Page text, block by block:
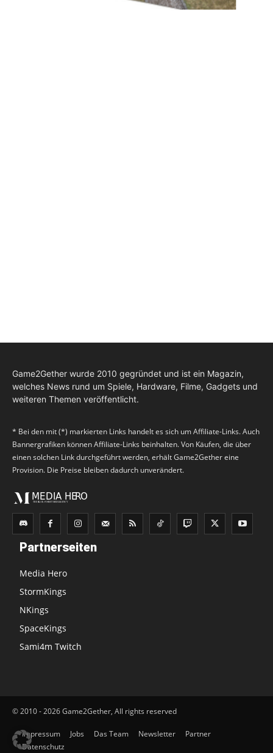
Game2Gether wurde 2010 gegründet und ist ein Magazin,
welches News rund um Spiele, Hardware, Filme, Gadgets und
weiteren Themen veröffentlicht.
* Bei den mit (*) markierten Links handelt es sich um Affiliate-Links. Auch
Bannergrafiken können Affiliate-Links beinhalten. Von Käufen, die über
einen solchen Link durchgeführt werden, erhält Game2Gether eine
Provision. Die Preise bleiben dadurch unverändert.
Partnerseiten
Media Hero
StormKings
NKings
SpaceKings
Sami4m Twitch
© 2010 - 2026 Game2Gether, All rights reserved
Impressum Jobs Das Team Newsletter
Partner
Datenschutz